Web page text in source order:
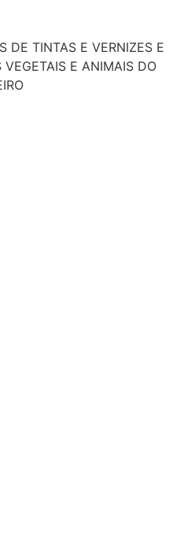
DE TINTAS E VERNIZES E
VEGETAIS E ANIMAIS DO